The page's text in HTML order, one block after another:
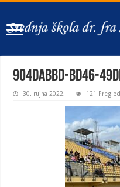
904dabbd-bd46-
30. rujna 2022. 121